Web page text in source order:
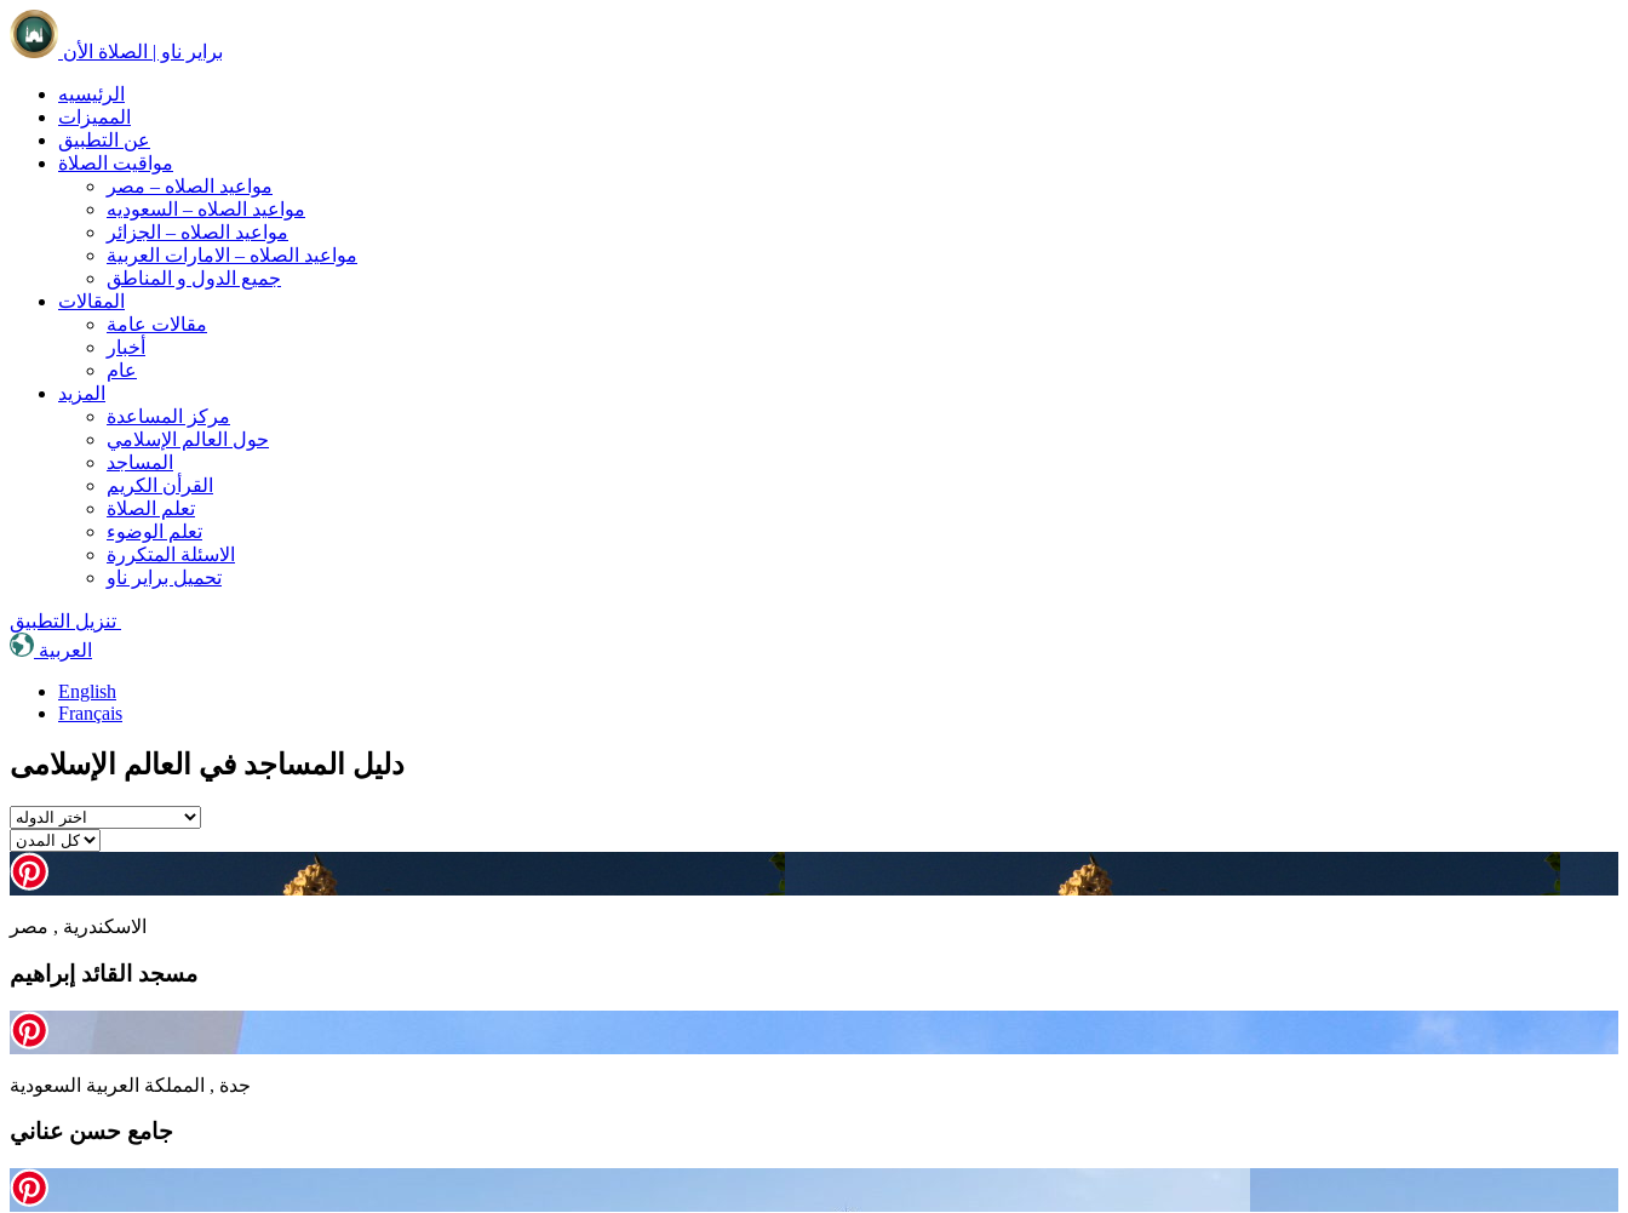
براير ناو | الصلاة الأن
الرئيسيه
المميزات
عن التطبيق
مواقيت الصلاة
مواعيد الصلاه – مصر
مواعيد الصلاه – السعوديه
مواعيد الصلاه – الجزائر
مواعيد الصلاه – الامارات العربية
جميع الدول و المناطق
المقالات
مقالات عامة
أخبار
عام
المزيد
مركز المساعدة
حول العالم الإسلامي
المساجد
القرأن الكريم
تعلم الصلاة
تعلم الوضوء
الاسئلة المتكررة
تحميل براير ناو
العربية
English
Français
دليل المساجد في العالم الإسلامى
الاسكندرية , مصر
مسجد القائد إبراهيم
جدة , المملكة العربية السعودية
جامع حسن عناني